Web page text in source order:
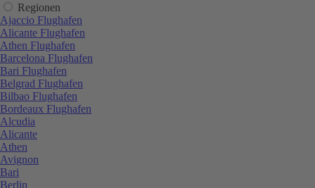
Regionen
Ajaccio Flughafen
Alicante Flughafen
Athen Flughafen
Barcelona Flughafen
Bari Flughafen
Belgrad Flughafen
Bilbao Flughafen
Bordeaux Flughafen
Alcudia
Alicante
Athen
Avignon
Bari
Berlin